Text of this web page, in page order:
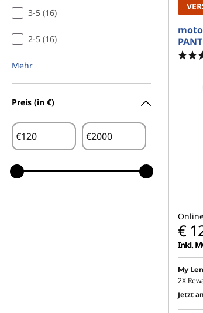
h
n
v
3-5 (16)
2-5 (16)
Mehr
Preis (in €)
€ €
€
Inkl.
My
2X
Jetzt